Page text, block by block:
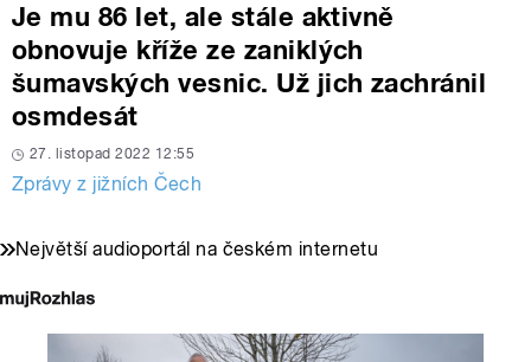
Je mu 86 let, ale stále aktivně
obnovuje kříže ze zaniklých
šumavských vesnic. Už jich zachránil
osmdesát
27. listopad 2022 12:55
Zprávy z jižních Čech
Největší audioportál na českém internetu